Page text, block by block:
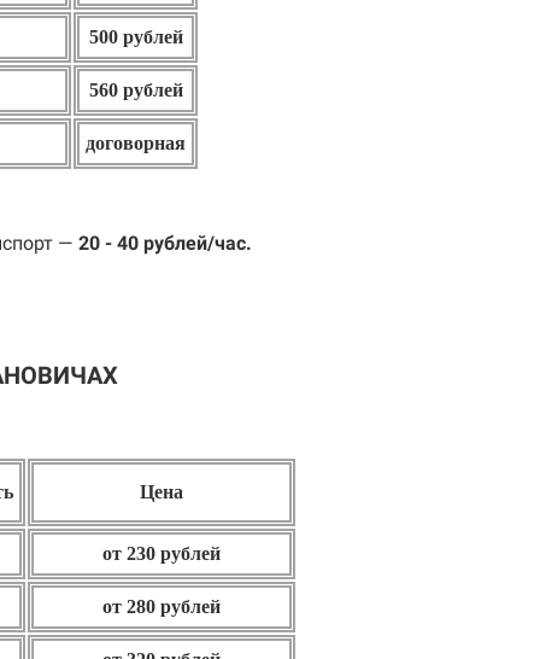
500 рублей
560 рублей
договорная
— 20 - 40 рублей/час.
Цена
от 230 рублей
от 280 рублей